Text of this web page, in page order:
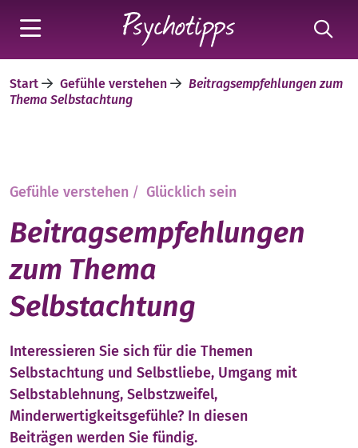
Start Gefühle verstehen
Beitragsempfehlungen zum
Thema Selbstachtung
Gefühle verstehen / Glücklich sein
Beitragsempfehlungen
zum Thema
Selbstachtung
Interessieren Sie sich für die Themen
Selbstachtung und Selbstliebe, Umgang mit
Selbstablehnung, Selbstzweifel,
Minderwertigkeitsgefühle? In diesen
Beiträgen werden Sie fündig.